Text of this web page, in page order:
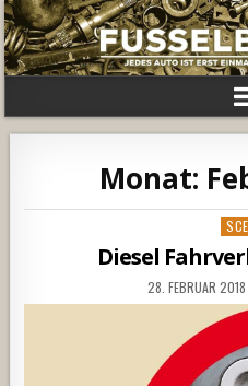
Monat:
Diesel
28. FEBRUAR 2018